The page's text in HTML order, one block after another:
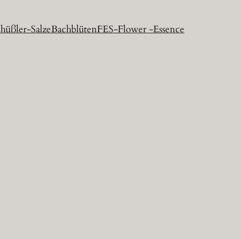
SalzeBachblütenFES-Flower -Essence